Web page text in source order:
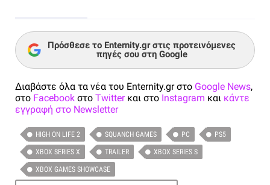
Πρόσθεσε το Enternity.gr στις προτεινόμενες
πηγές σου στη Google
Διαβάστε όλα τα νέα του Enternity.gr στο Google News,
στο Facebook στο Twitterκαι στο Instagram και κάντε
εγγραφή στο Newsletter
HIGH ON LIFE 2 SQUANCH GAMES PC PS5
XBOX SERIES X TRAILER XBOX SERIES S
XBOX GAMES SHOWCASE